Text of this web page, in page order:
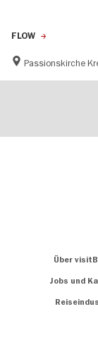
FLOW
Passionskirche
Über
Jobs und
sind
für Sie da.
Insidertipps